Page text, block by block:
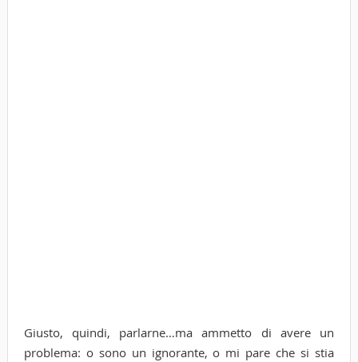
Giusto, quindi, parlarne…ma ammetto di avere un
problema: o sono un ignorante, o mi pare che si stia